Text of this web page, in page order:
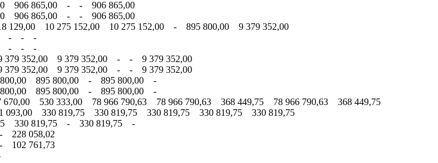
906 865,00 - - 906 865,00
906 865,00 - - 906 865,00
129,00 10 275 152,00 10 275 152,00 - 895 800,00 9 379 352,00
- - - - -
- - - - -
379 352,00 9 379 352,00 - - 9 379 352,00
379 352,00 9 379 352,00 - - 9 379 352,00
895 800,00 - 895 800,00 -
895 800,00 - 895 800,00 -
530 333,00 78 966 790,63 78 966 790,63 368 449,75 78 966 790,63 368 449,75
330 819,75 330 819,75 330 819,75 330 819,75 330 819,75
330 819,75 - 330 819,75 -
058,02
761,73